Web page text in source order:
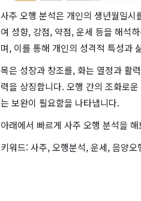
사주 오행 분석은 개인의 생년월일시
여 성향, 강점, 약점, 운세 등을 해석
며, 이를 통해 개인의 성격적 특성과
목은 성장과 창조를, 화는 열정과 활
력을 상징합니다. 오행 간의 조화로
는 보완이 필요함을 나타냅니다.
아래에서 빠르게 사주 오행 분석을
키워드: 사주, 오행분석, 운세, 음양오